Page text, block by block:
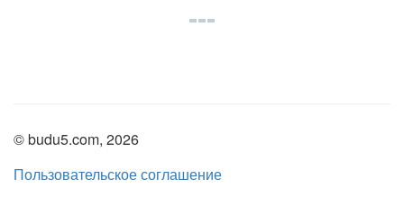
© budu5.com, 2026
Пользовательское соглашение